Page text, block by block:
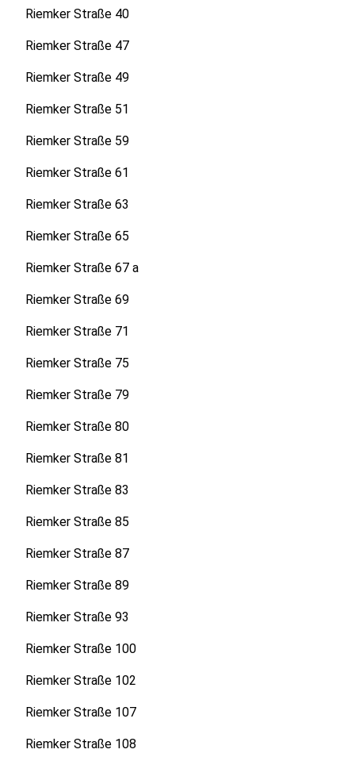
Riemker Straße 40
Riemker Straße 47
Riemker Straße 49
Riemker Straße 51
Riemker Straße 59
Riemker Straße 61
Riemker Straße 63
Riemker Straße 65
Riemker Straße 67 a
Riemker Straße 69
Riemker Straße 71
Riemker Straße 75
Riemker Straße 79
Riemker Straße 80
Riemker Straße 81
Riemker Straße 83
Riemker Straße 85
Riemker Straße 87
Riemker Straße 89
Riemker Straße 93
Riemker Straße 100
Riemker Straße 102
Riemker Straße 107
Riemker Straße 108